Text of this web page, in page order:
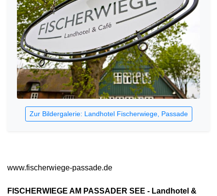
Zur Bildergalerie: Landhotel Fischerwiege, Passade
www.fischerwiege-passade.de
FISCHERWIEGE AM PASSADER SEE - Landhotel &